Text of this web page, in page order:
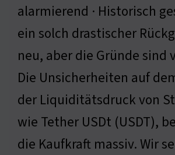
alarmierend · Historisch
ein solch drastischer
neu, aber die Gründe sind
Die Unsicherheiten auf
der Liquiditätsdruck von
wie Tether USDt (USDT),
die Kaufkraft massiv. Wir